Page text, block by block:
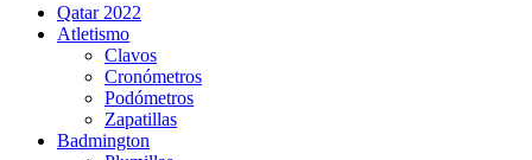
Qatar 2022
Atletismo
Clavos
Cronómetros
Podómetros
Zapatillas
Badmington